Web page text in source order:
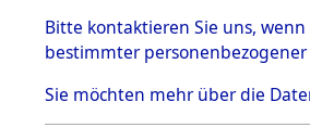
5.3.1 Alliierte
Erhebungen
zu
Todesmärsch
en
5.3.2
Bitte kontaktieren Sie uns,
bestimmter
Sie möchten mehr über die